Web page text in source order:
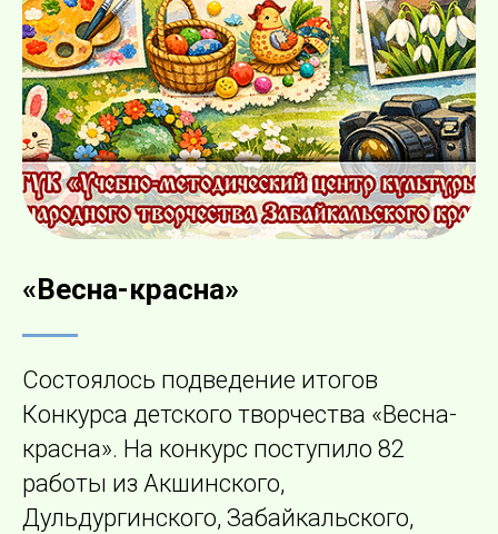
«Весна-красна»
Состоялось подведение итогов
Конкурса детского творчества «Весна-
красна». На конкурс поступило 82
работы из Акшинского,
Дульдургинского, Забайкальского,